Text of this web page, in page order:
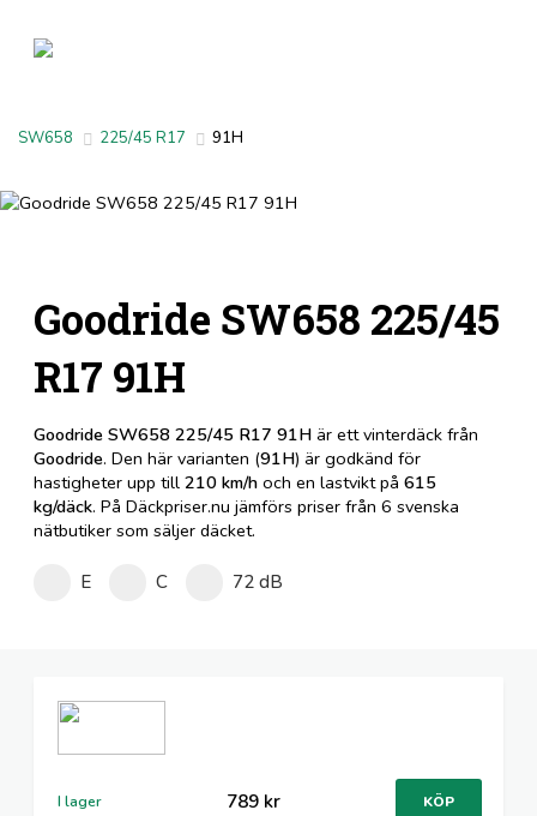
SW658 225/45 R17 91H
Goodride SW658 225/45
R17 91H
Goodride SW658 225/45 R17 91H är ett vinterdäck från
Goodride. Den här varianten (91H) är godkänd för
hastigheter upp till210 km/h och en lastvikt på615
kg/däck. På Däckpriser.nu jämförs priser från 6 svenska
nätbutiker som säljer däcket.
E C 72 dB
I lager 789 kr KÖP